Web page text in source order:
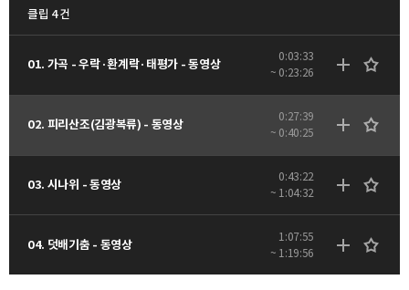
클립 4 건
01. 가곡 - 우락·환계락·태평가 - 동영상
0:03:33
~ 0:23:26
02. 피리산조(김광복류) - 동영상
0:27:39
~ 0:40:25
03. 시나위 - 동영상
0:43:22
~ 1:04:32
04. 덧배기춤 - 동영상
1:07:55
~ 1:19:56